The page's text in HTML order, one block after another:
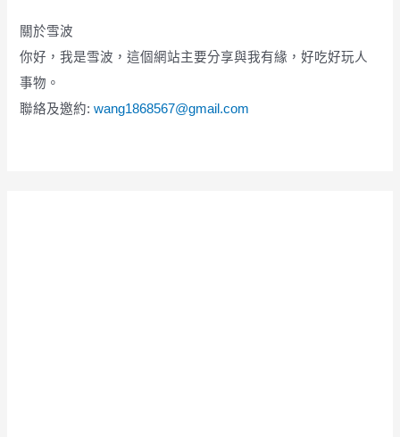
關於雪波
你好，我是雪波，這個網站主要分享與我有緣，好吃好玩人
事物。
聯絡及邀約:wang1868567@gmail.com